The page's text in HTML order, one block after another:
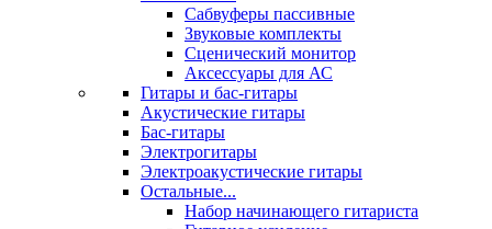
Сабвуферы пассивные
Звуковые комплекты
Сценический монитор
Аксессуары для АС
Гитары и бас-гитары
Акустические гитары
Бас-гитары
Электрогитары
Электроакустические гитары
Остальные...
Набор начинающего гитариста